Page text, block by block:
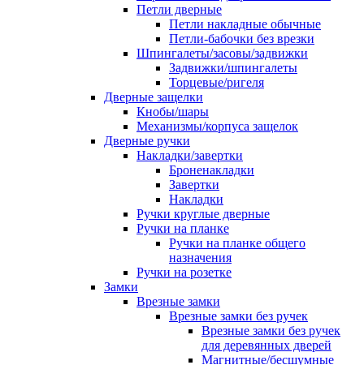
Петли дверные
Петли накладные обычные
Петли-бабочки без врезки
Шпингалеты/засовы/задвижки
Задвижки/шпингалеты
Торцевые/ригеля
Дверные защелки
Кнобы/шары
Механизмы/корпуса защелок
Дверные ручки
Накладки/завертки
Броненакладки
Завертки
Накладки
Ручки круглые дверные
Ручки на планке
Ручки на планке общего
назначения
Ручки на розетке
Замки
Врезные замки
Врезные замки без ручек
Врезные замки без ручек
для деревянных дверей
Магнитные/бесшумные